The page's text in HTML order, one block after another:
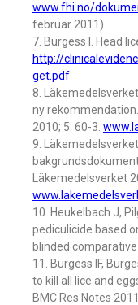
www.fhi.no/
februar 2011).
7. Burgess I. Head
http://
get.pdf
8.
ny
2010; 5: 60-3.
9.
Läkemedelsverket
10. Heukelbach J,
pediculicide based
blinded comparative
11. Burgess IF,
to kill all lice and
BMC Res Notes